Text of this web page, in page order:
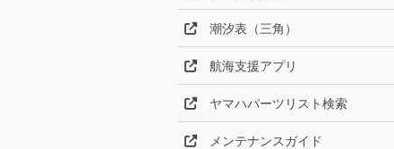
潮汐表（三角）
航海支援アプリ
ヤマハパーツリスト検索
メンテナンスガイド